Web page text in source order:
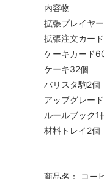
内容物
拡張プレイヤ
拡張注文カー
ケーキカード
ケーキ32個
バリスタ駒2個
アップグレー
ルールブック1
材料トレイ2個
商品名： コー